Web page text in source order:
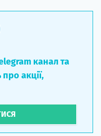
канал та
акції,